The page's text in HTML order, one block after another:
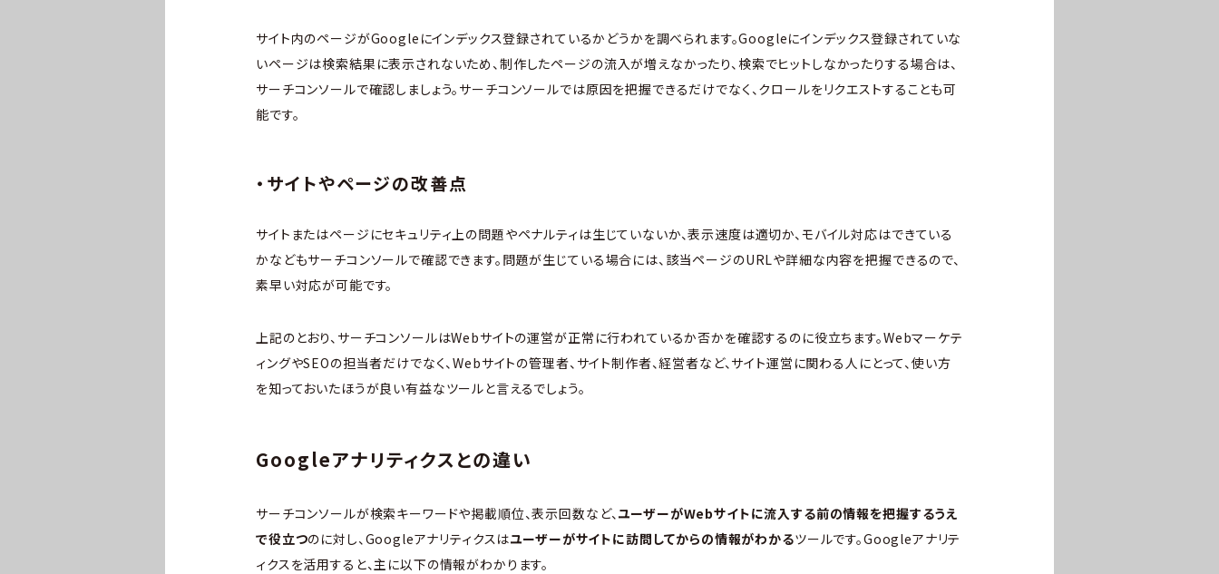
サイト内のページがGoogleにインデックス登録されているかどうかを調べられます。Googleにインデックス登録されていな
いページは検索結果に表示されないため、制作したページの流入が増えなかったり、検索でヒットしなかったりする場合は、
サーチコンソールで確認しましょう。サーチコンソールでは原因を把握できるだけでなく、クロールをリクエストすることも可
能です。
・サイトやページの改善点
サイトまたはページにセキュリティ上の問題やペナルティは生じていないか、表示速度は適切か、モバイル対応はできている
かなどもサーチコンソールで確認できます。問題が生じている場合には、該当ページのURLや詳細な内容を把握できるので、
素早い対応が可能です。
上記のとおり、サーチコンソールはWebサイトの運営が正常に行われているか否かを確認するのに役立ちます。Webマーケテ
ィングやSEOの担当者だけでなく、Webサイトの管理者、サイト制作者、経営者など、サイト運営に関わる人にとって、使い方
を知っておいたほうが良い有益なツールと言えるでしょう。
Googleアナリティクスとの違い
サーチコンソールが検索キーワードや掲載順位、表示回数など、ユーザーがWebサイトに流入する前の情報を把握するうえ
で役立つのに対し、Googleアナリティクスはユーザーがサイトに訪問してからの情報がわかるツールです。Googleアナリテ
ィクスを活用すると、主に以下の情報がわかります。